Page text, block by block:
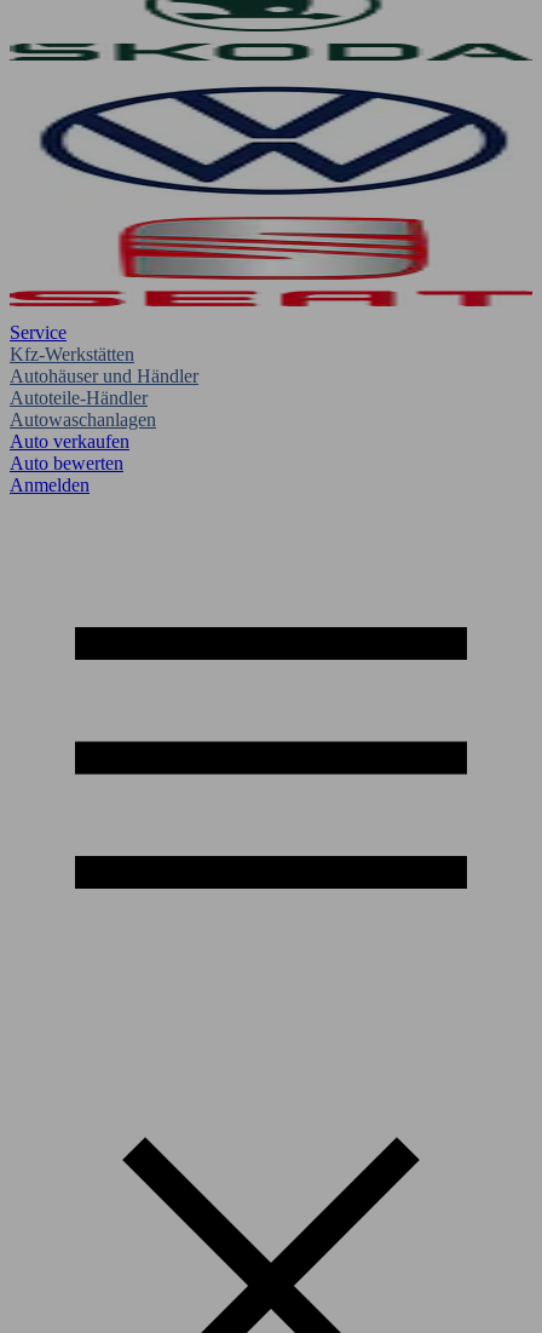
Service
Kfz-Werkstätten
Autohäuser und Händler
Autoteile-Händler
Autowaschanlagen
Auto verkaufen
Auto bewerten
Anmelden